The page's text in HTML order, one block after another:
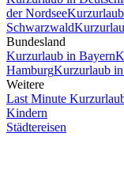
der Nordsee
Schwarzwald
Bundesland
Kurzurlaub in Bayern
HamburgKurzurlaub
Weitere
Last Minute
Kindern
Städtereisen